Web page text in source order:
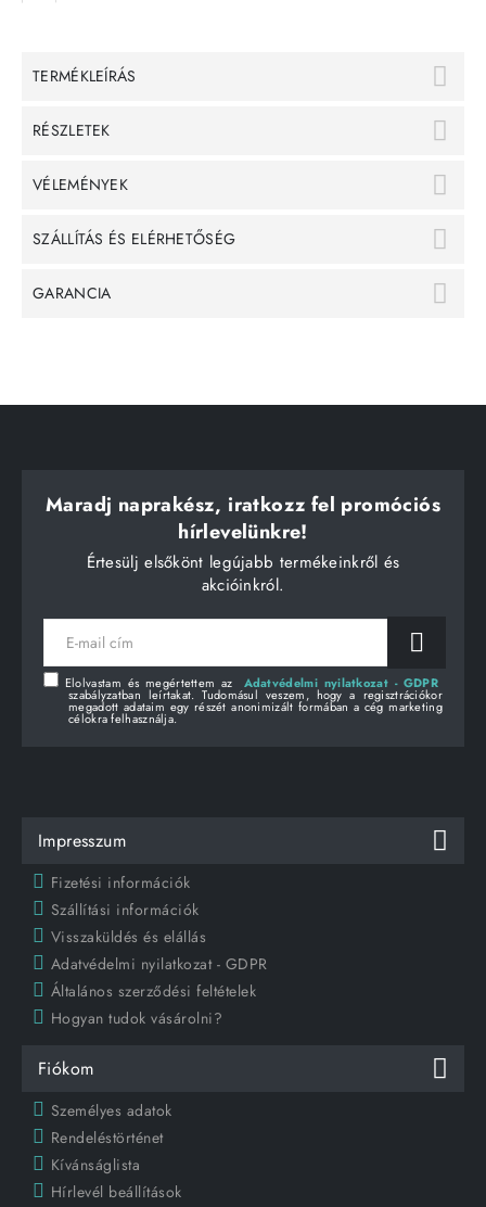
TERMÉKLEÍRÁS
RÉSZLETEK
VÉLEMÉNYEK
SZÁLLÍTÁS ÉS ELÉRHETŐSÉG
GARANCIA
Maradj naprakész, iratkozz fel promóciós
hírlevelünkre!
Értesülj elsőkönt legújabb termékeinkről és
akcióinkról.
E-
mail
Elolvastam és megértettem az Adatvédelmi nyilatkozat - GDPR
szabályzatban leírtakat. Tudomásul veszem, hogy a regisztrációkor
megadott adataim egy részét anonimizált formában a cég marketing
célokra felhasználja.
Impresszum
Fizetési információk
Szállítási információk
Visszaküldés és elállás
Adatvédelmi nyilatkozat - GDPR
Általános szerződési feltételek
Hogyan tudok vásárolni?
Fiókom
Személyes adatok
Rendeléstörténet
Kívánságlista
Hírlevél beállítások